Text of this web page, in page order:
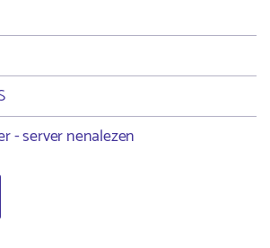
- server nenalezen